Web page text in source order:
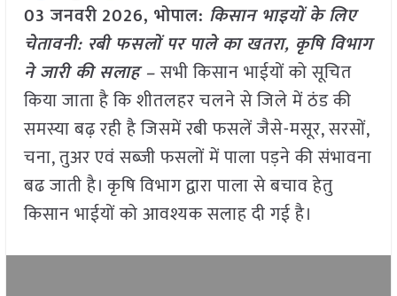
03 जनवरी2026, भोपाल: किसान भाइयों के लिए
चेतावनी: रबी फसलों पर पाले का खतरा, कृषि विभाग
ने जारी की सलाह –सभी किसान भाईयों को सूचित
किया जाता है कि शीतलहर चलने से जिले में ठंड की
समस्या बढ़ रही है जिसमें रबी फसलें जैसे-मसूर, सरसों,
चना, तुअर एवं सब्जी फसलों में पाला पड़ने की संभावना
बढ जाती है। कृषि विभाग द्वारा पाला से बचाव हेतु
किसान भाईयों को आवश्यक सलाह दी गई है।